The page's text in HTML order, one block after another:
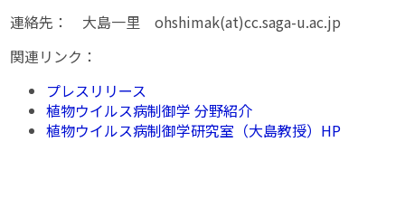
連絡先： 大島一里 ohshimak(at)cc.saga-u.ac.jp
関連リンク：
プレスリリース
植物ウイルス病制御学 分野紹介
植物ウイルス病制御学研究室（大島教授）HP